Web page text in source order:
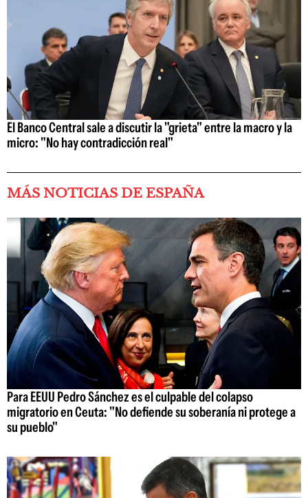
El Banco Central sale a discutir la "grieta" entre la macro y la
micro: "No hay contradicción real"
MÁS NOTICIAS DE ESPAÑA
Para EEUU Pedro Sánchez es el culpable del colapso
migratorio en Ceuta: "No defiende su soberanía ni protege a
su pueblo"